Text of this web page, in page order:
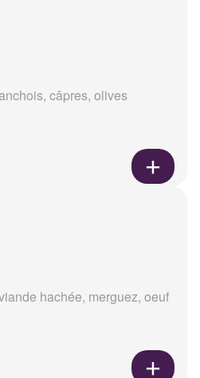
câpres, olives
hachée, merguez, oeuf